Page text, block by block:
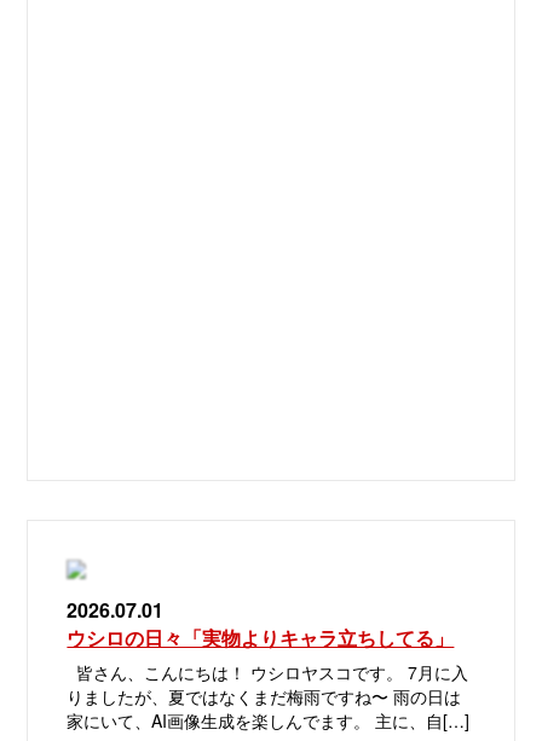
2026.07.01
ウシロの日々「実物よりキャラ立ちしてる」
皆さん、こんにちは！ ウシロヤスコです。 7月に入
りましたが、夏ではなくまだ梅雨ですね〜 雨の日は
家にいて、AI画像生成を楽しんでます。 主に、自[…]